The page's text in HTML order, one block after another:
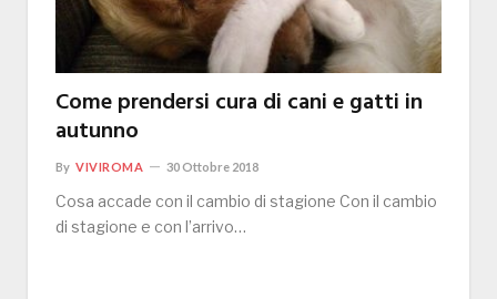
Come prendersi cura di cani e gatti in
autunno
By VIVIROMA 30 Ottobre 2018
Cosa accade con il cambio di stagione Con il cambio
di stagione e con l’arrivo…